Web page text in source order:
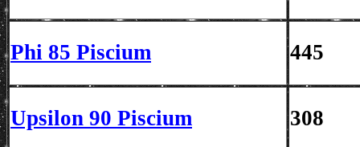
Phi 85 Piscium 445
Upsilon 90 Piscium 308